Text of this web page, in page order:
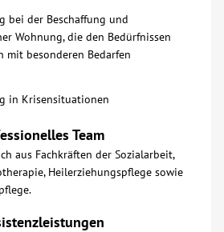
bei der Beschaffung und
Wohnung, die den Bedürfnissen
mit besonderen Bedarfen
in Krisensituationen
Team
aus Fachkräften der Sozialarbeit,
Heilerziehungspflege sowie